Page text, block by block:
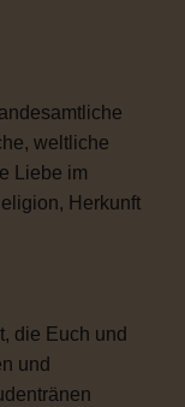
weltliche
Liebe im
Herkunft
die Euch und
und